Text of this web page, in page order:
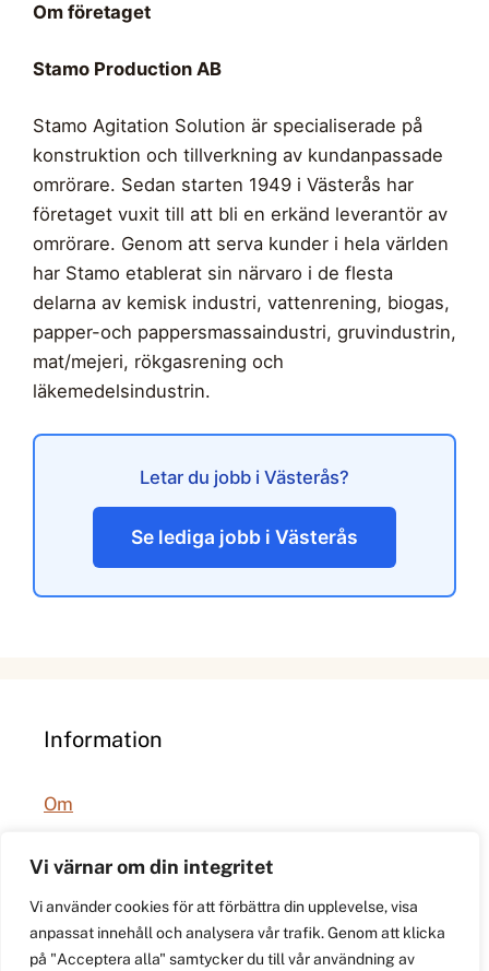
Vi värnar om din integritet
Vi använder cookies för att förbättra din upplevelse, visa
anpassat innehåll och analysera vår trafik. Genom att klicka
på "Acceptera alla" samtycker du till vår användning av
Om företaget
Stamo Production AB
Stamo Agitation Solution är specialiserade på
konstruktion och tillverkning av kundanpassade
omrörare. Sedan starten 1949 i Västerås har
företaget vuxit till att bli en erkänd leverantör av
omrörare. Genom att serva kunder i hela världen
har Stamo etablerat sin närvaro i de flesta
delarna av kemisk industri, vattenrening, biogas,
papper-och pappersmassaindustri, gruvindustrin,
mat/mejeri, rökgasrening och
läkemedelsindustrin.
Letar du jobb i Västerås?
Se lediga jobb i Västerås
Information
Om